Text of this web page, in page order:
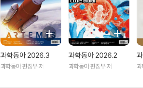
과학동아 2026.3
과학동아 편집부 저
과학동아 2026.2
과학동아 편집부 저